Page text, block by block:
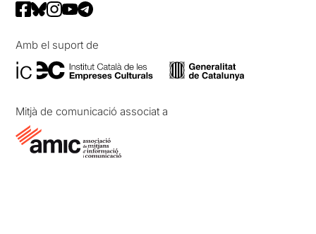
Amb el suport de
Mitjà de comunicació associat a